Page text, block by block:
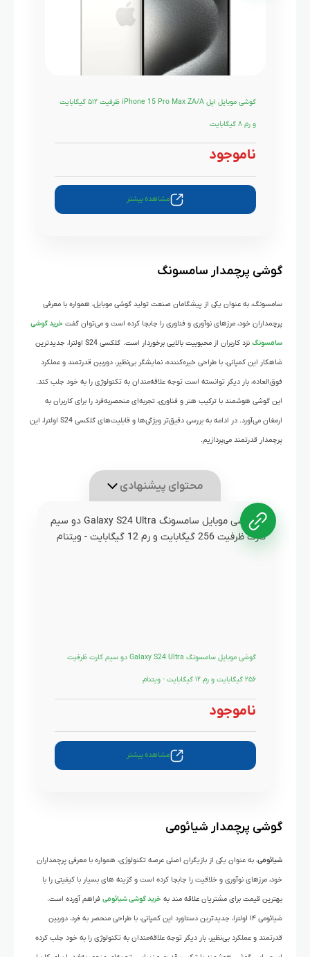
گوشی موبایل اپل iPhone 15 Pro Max ZA/A ظرفیت ۵۱۲ گیگابایت
و رم ۸ گیگابایت
ناموجود
مشاهده بیشتر
گوشی پرچمدار سامسونگ
سامسونگ، به عنوان یکی از پیشگامان صنعت تولید گوشی موبایل، همواره با معرفی
پرچمداران خود، مرزهای نوآوری و فناوری را جابجا کرده است و می‌توان گفت خرید گوشی
سامسونگ نزد کاربران از محبوبیت بالایی برخوردار است. گلکسی S24 اولترا، جدیدترین
شاهکار این کمپانی، با طراحی خیره‌کننده، نمایشگر بی‌نظیر، دوربین قدرتمند و عملکرد
فوق‌العاده، بار دیگر توانسته است توجه علاقه‌مندان به تکنولوژی را به خود جلب کند.
این گوشی هوشمند با ترکیب هنر و فناوری، تجربه‌ای منحصربه‌فرد را برای کاربران به
ارمغان می‌آورد. در ادامه به بررسی دقیق‌تر ویژگی‌ها و قابلیت‌های گلکسی S24 اولترا، این
پرچمدار قدرتمند می‌پردازیم.
محتوای پیشنهادی
گوشی موبایل سامسونگ Galaxy S24 Ultra دو سیم کارت ظرفیت
۲۵۶ گیگابایت و رم ۱۲ گیگابایت - ویتنام
ناموجود
مشاهده بیشتر
گوشی پرچمدار شیائومی
شیائومی، به عنوان یکی از بازیگران اصلی عرصه تکنولوژی، همواره با معرفی پرچمداران
خود، مرزهای نوآوری و خلاقیت را جابجا کرده است و گزینه های بسیار با کیفیتی را با
بهترین قیمت برای مشتریان علاقه مند به خرید گوشی شیائومی فراهم آورده است.
شیائومی ۱۴ اولترا، جدیدترین دستاورد این کمپانی، با طراحی منحصر به فرد، دوربین
قدرتمند و عملکرد بی‌نظیر، بار دیگر توجه علاقه‌مندان به تکنولوژی را به خود جلب کرده